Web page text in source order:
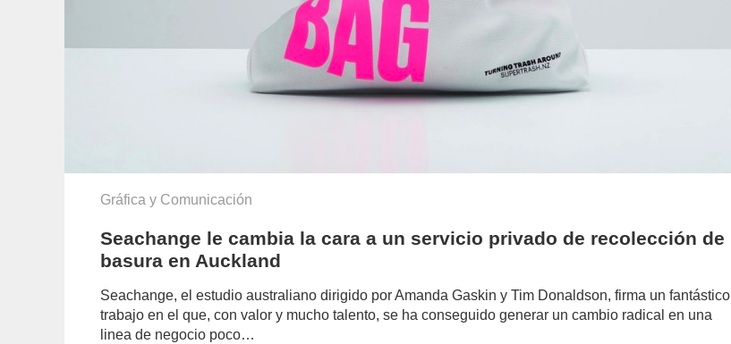
Gráfica y Comunicación
Seachange le cambia la cara a un servicio privado de recolección de
basura en Auckland
Seachange, el estudio australiano dirigido por Amanda Gaskin y Tim Donaldson, firma un fantástico
trabajo en el que, con valor y mucho talento, se ha conseguido generar un cambio radical en una
linea de negocio poco…